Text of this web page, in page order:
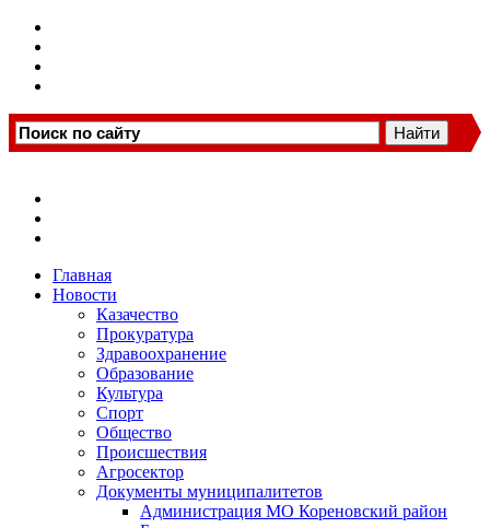
Главная
Новости
Казачество
Прокуратура
Здравоохранение
Образование
Культура
Спорт
Общество
Происшествия
Агросектор
Документы муниципалитетов
Администрация МО Кореновский район